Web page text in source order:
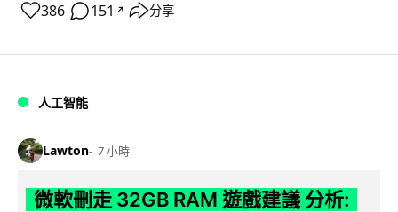
386 151 ↗ 分享
人工智能
Lawton 7 小時
微軟刪走 32GB RAM 遊戲建議 分析: